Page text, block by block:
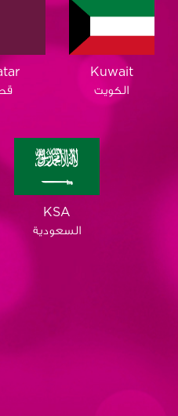
Kuwait
الكويت
KSA
السعودية